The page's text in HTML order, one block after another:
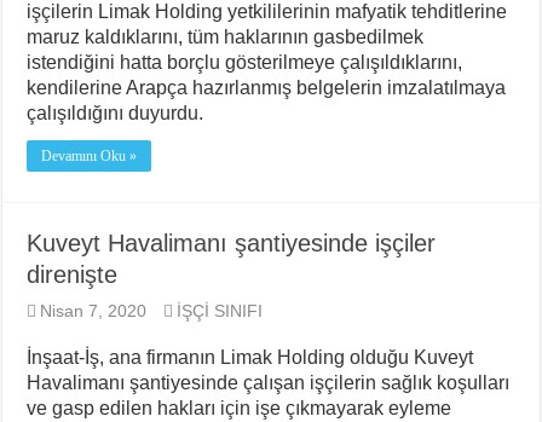
işçilerin Limak Holding yetkililerinin mafyatik tehditlerine
maruz kaldıklarını, tüm haklarının gasbedilmek
istendiğini hatta borçlu gösterilmeye çalışıldıklarını,
kendilerine Arapça hazırlanmış belgelerin imzalatılmaya
çalışıldığını duyurdu.
Devamını Oku »
Kuveyt Havalimanı şantiyesinde işçiler
direnişte
Nisan 7, 2020 İŞÇİ SINIFI
İnşaat-İş, ana firmanın Limak Holding olduğu Kuveyt
Havalimanı şantiyesinde çalışan işçilerin sağlık koşulları
ve gasp edilen hakları için işe çıkmayarak eyleme